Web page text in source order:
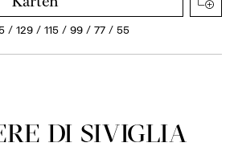
129 115 99 77 55
DI SIVIGLIA